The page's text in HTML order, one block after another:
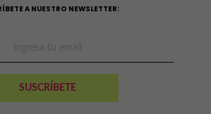
A NUESTRO NEWSLETTER: